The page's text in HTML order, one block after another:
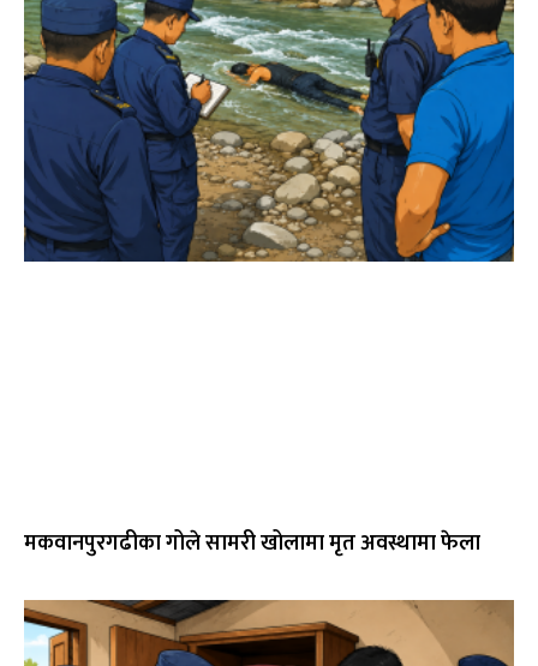
मकवानपुरगढीका गोले सामरी खोलामा मृत अवस्थामा फेला